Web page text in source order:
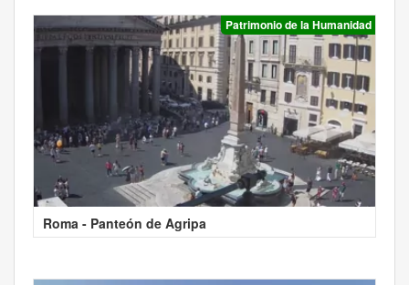
Patrimonio de la Humanidad
Roma - Panteón de Agripa